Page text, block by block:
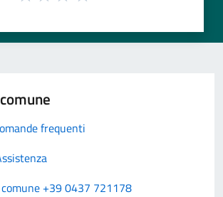
frequenti
+39 0437 721178